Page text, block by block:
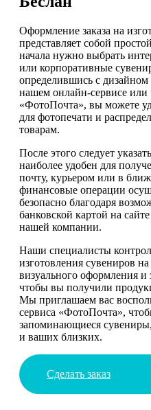
Оформление заказа на
представляет собой
начала нужно выбрать
или корпоративные
определившись с
нашем онлайн-сервисе или
«ФотоПочта», вы можете
для фотопечати и
товарам.
После этого следует
наиболее удобен для
почту, курьером или в
финансовые операции
безопасно благодаря
банковской картой на
нашей компании.
Наши специалисты
изготовления сувениров на
визуального оформления и
чтобы вы получили
Мы приглашаем вас
сервиса «ФотоПочта»,
запоминающиеся сувениры,
и ваших близких.
Сделать заказ